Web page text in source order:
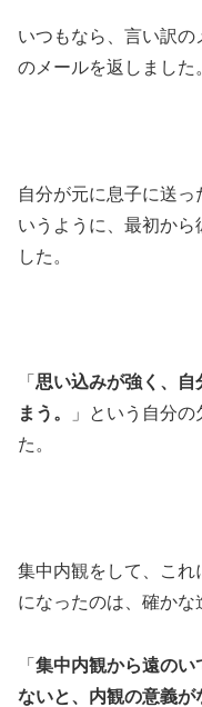
いつもなら、言い訳
のメールを返しました
自分が元に息子に送
いうように、最初か
した。
「 思い込みが強く、自
まう。
」という自分
た。
集中内観をして、これ
になったのは、確かな
「 集中内観から遠のい
ないと、内観の意義が